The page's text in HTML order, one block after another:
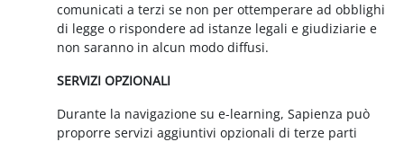
comunicati a terzi se non per ottemperare ad obblighi
di legge o rispondere ad istanze legali e giudiziarie e
non saranno in alcun modo diffusi.
SERVIZI OPZIONALI
Durante la navigazione su e-learning, Sapienza può
proporre servizi aggiuntivi opzionali di terze parti